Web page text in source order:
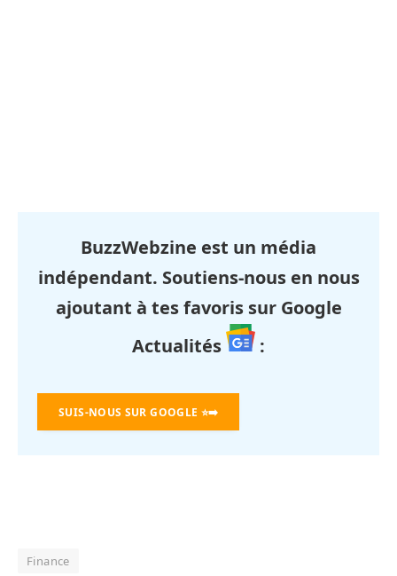
BuzzWebzine est un média
indépendant. Soutiens-nous en nous
ajoutant à tes favoris sur Google
Actualités
:
SUIS-NOUS SUR GOOGLE ⭐➡️
Finance